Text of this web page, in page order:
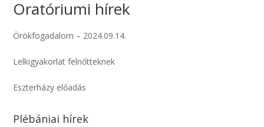
Oratóriumi hírek
Örökfogadalom – 2024.09.14.
Lelkigyakorlat felnőtteknek
Eszterházy előadás
Plébániai hírek